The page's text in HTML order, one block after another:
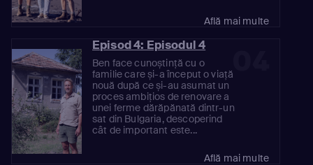
Află mai multe
04
Episod 4: Episodul 4
Ben face cunoștință cu o
familie care și-a început o viață
nouă după ce și-au asumat un
proces ambițios de renovare a
unei ferme dărăpănată dintr-un
sat din Bulgaria, descoperind
cât de important este...
Află mai multe